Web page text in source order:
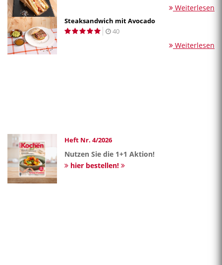
Weiterlesen
Steaksandwich mit Avocado
40
Weiterlesen
Heft Nr. 4/2026
Nutzen Sie die 1+1 Aktion!
hier bestellen!